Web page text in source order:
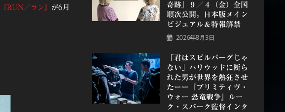
『RUN／ラン』 が6月
奇跡』９／４（金）全国
順次公開。日本版メイン
ビジュアル＆特報解禁
2026年8月3日
「君はスピルバーグじゃ
ない」ハリウッドに断ら
れた男が世界を熱狂させ
たーー『プリミティヴ・
ウォー 恐⻯戦争』ルー
ク・スパーク監督インタ